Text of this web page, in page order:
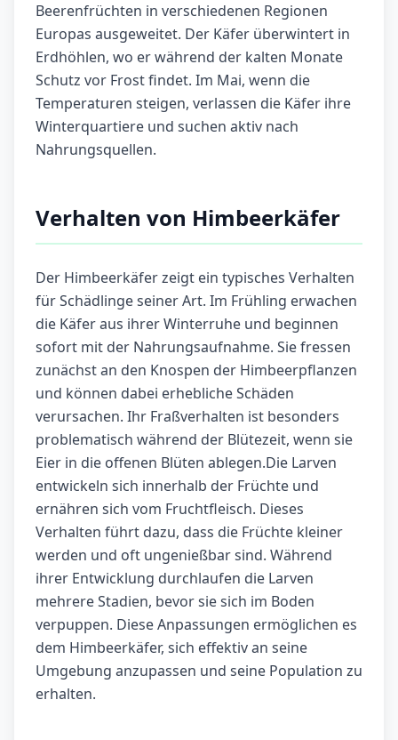
Beerenfrüchten in verschiedenen Regionen
Europas ausgeweitet. Der Käfer überwintert in
Erdhöhlen, wo er während der kalten Monate
Schutz vor Frost findet. Im Mai, wenn die
Temperaturen steigen, verlassen die Käfer ihre
Winterquartiere und suchen aktiv nach
Nahrungsquellen.
Verhalten von Himbeerkäfer
Der Himbeerkäfer zeigt ein typisches Verhalten
für Schädlinge seiner Art. Im Frühling erwachen
die Käfer aus ihrer Winterruhe und beginnen
sofort mit der Nahrungsaufnahme. Sie fressen
zunächst an den Knospen der Himbeerpflanzen
und können dabei erhebliche Schäden
verursachen. Ihr Fraßverhalten ist besonders
problematisch während der Blütezeit, wenn sie
Eier in die offenen Blüten ablegen.Die Larven
entwickeln sich innerhalb der Früchte und
ernähren sich vom Fruchtfleisch. Dieses
Verhalten führt dazu, dass die Früchte kleiner
werden und oft ungenießbar sind. Während
ihrer Entwicklung durchlaufen die Larven
mehrere Stadien, bevor sie sich im Boden
verpuppen. Diese Anpassungen ermöglichen es
dem Himbeerkäfer, sich effektiv an seine
Umgebung anzupassen und seine Population zu
erhalten.